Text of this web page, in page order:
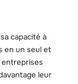
capacité à
en un seul et
entreprises
leur